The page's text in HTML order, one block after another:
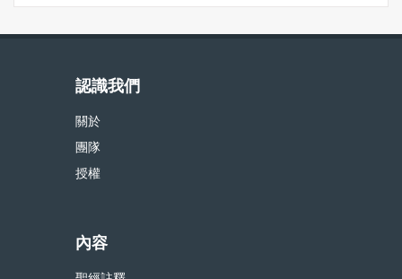
認識我們
關於
團隊
授權
內容